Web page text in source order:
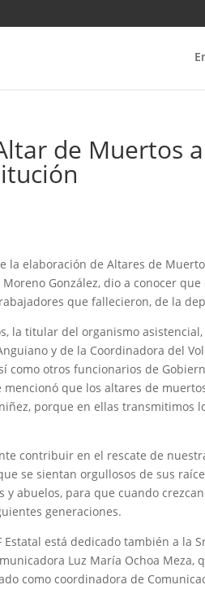
de Muertos a
la elaboración de Altares de
González, dio a conocer
que fallecieron, de la
la titular del organismo
y de la Coordinadora del
como otros funcionarios de
que los altares de
porque en ellas transmitimos
contribuir en el rescate de
se sientan orgullosos de sus
abuelos, para que cuando
generaciones.
está dedicado también a la
Luz María Ochoa Meza,
como coordinadora de